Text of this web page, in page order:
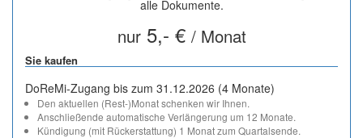
alle Dokumente.
nur5,- € / Monat
Sie kaufen
DoReMi-Zugang bis zum 31.12.2026 (4 Monate)
Den aktuellen (Rest-)Monat schenken wir Ihnen.
Anschließende automatische Verlängerung um 12 Monate.
Kündigung (mit Rückerstattung) 1 Monat zum Quartalsende.